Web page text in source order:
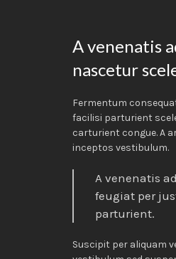
A venenatis
nascetur
Fermentum
facilisi parturient
carturient congue. A
inceptos vestibulum.
A venenatis
feugiat per
parturient.
Suscipit per aliquam